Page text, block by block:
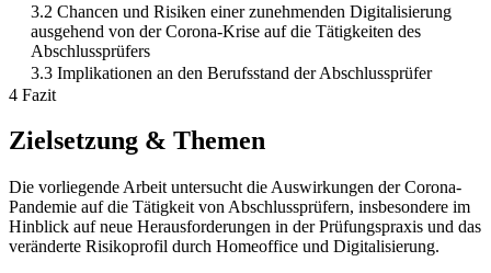
3.2 Chancen und Risiken einer zunehmenden Digitalisierung
ausgehend von der Corona-Krise auf die Tätigkeiten des
Abschlussprüfers
3.3 Implikationen an den Berufsstand der Abschlussprüfer
4 Fazit
Zielsetzung & Themen
Die vorliegende Arbeit untersucht die Auswirkungen der Corona-
Pandemie auf die Tätigkeit von Abschlussprüfern, insbesondere im
Hinblick auf neue Herausforderungen in der Prüfungspraxis und das
veränderte Risikoprofil durch Homeoffice und Digitalisierung.